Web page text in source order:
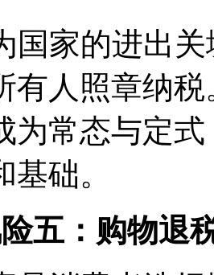
家的进出关
有人照章纳
为常态与定
础。
五：购物退